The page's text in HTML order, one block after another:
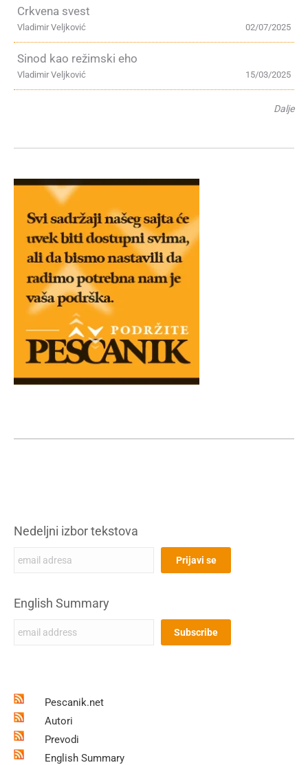
Crkvena svest
02/07/2025
Vladimir Veljković
Sinod kao režimski eho
15/03/2025
Vladimir Veljković
Dalje
Nedeljni izbor tekstova
English Summary
Pescanik.net
Autori
Prevodi
English Summary